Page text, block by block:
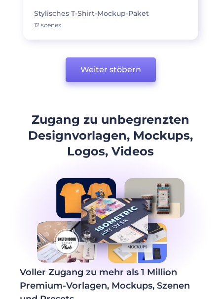
Stylisches T-Shirt-Mockup-Paket
12 scenes
Weiter stöbern
Zugang zu unbegrenzten
Designvorlagen, Mockups,
Logos, Videos
Voller Zugang zu mehr als 1 Million
Premium-Vorlagen, Mockups, Szenen